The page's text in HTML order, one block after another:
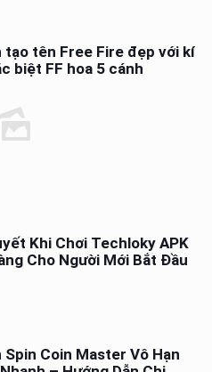
tạo tên Free Fire đẹp với kí
biệt FF hoa 5 cánh
Khi Chơi Techloky APK
Cho Người Mới Bắt Đầu
Spin Coin Master Vô Hạn